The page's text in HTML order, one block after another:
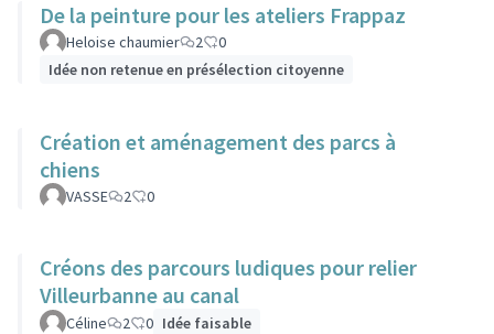
De la peinture pour les ateliers Frappaz
Heloise chaumier 2
0
Idée non retenue en présélection citoyenne
Création et aménagement des parcs à
chiens
VASSE 2 0
Créons des parcours ludiques pour relier
Villeurbanne au canal
Céline 2 0 Idée faisable